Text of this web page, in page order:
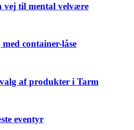
vej til mental velvære
container-låse
af produkter i Tarm
eventyr